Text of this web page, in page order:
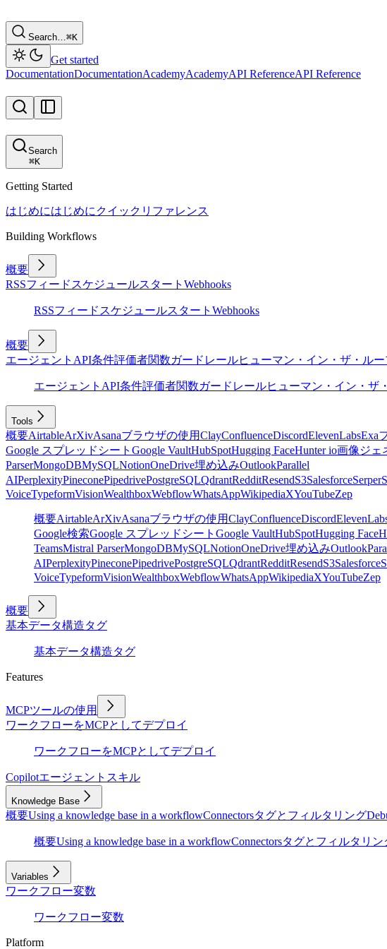
Search…⌘K
Get started
DocumentationDocumentationAcademyAcademyAPI ReferenceAPI Reference
Search
⌘K
Getting Started
はじめにはじめに クイックリファレンス
Building Workflows
概要
RSSフィード スケジュールスタート Webhooks
RSSフィード スケジュールスタート Webhooks
概要
エージェント API条件評価者関数ガードレールヒューマン・イン・ザ・ル
エージェント API条件評価者関数ガードレールヒューマン・イン・ザ
Tools
概要AirtableArXivAsanaブラウザの使用ClayConfluenceDiscordElevenLabsExa
Google スプレッドシート Google VaultHubSpotHugging FaceHunter io画像ジェ
ParserMongoDBMySQLNotionOneDrive埋め込みOutlookParallel
AIPerplexityPineconePipedrivePostgreSQLQdrantRedditResendS3SalesforceSerper
VoiceTypeformVisionWealthboxWebflowWhatsAppWikipediaXYouTubeZep
概要AirtableArXivAsanaブラウザの使用ClayConfluenceDiscord
Google検索Google スプレッドシート Google VaultHubSpotHugging Face
TeamsMistral ParserMongoDBMySQLNotionOneDrive埋め込みOutlook
AIPerplexityPineconePipedrivePostgreSQLQdrantRedditResendS3Salesforce
VoiceTypeformVisionWealthboxWebflowWhatsAppWikipediaXYouTubeZep
概要
基本データ構造タグ
基本データ構造タグ
Features
MCPツールの使用
ワークフローをMCPとしてデプロイ
ワークフローをMCPとしてデプロイ
Copilotエージェントスキル
Knowledge Base
概要Using a knowledge base in a workflowConnectorsタグとフィルタリング
概要Using a knowledge base in a workflowConnectorsタグとフィルタリン
Variables
ワークフロー変数
ワークフロー変数
Platform